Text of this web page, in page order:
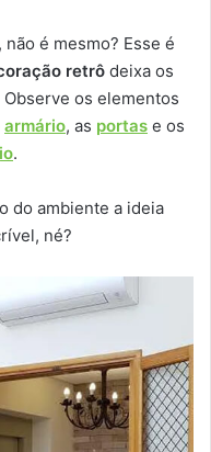
, não é mesmo? Esse é
retrô deixa os
os elementos
armário, as portas e os
.
do ambiente a ideia
né?